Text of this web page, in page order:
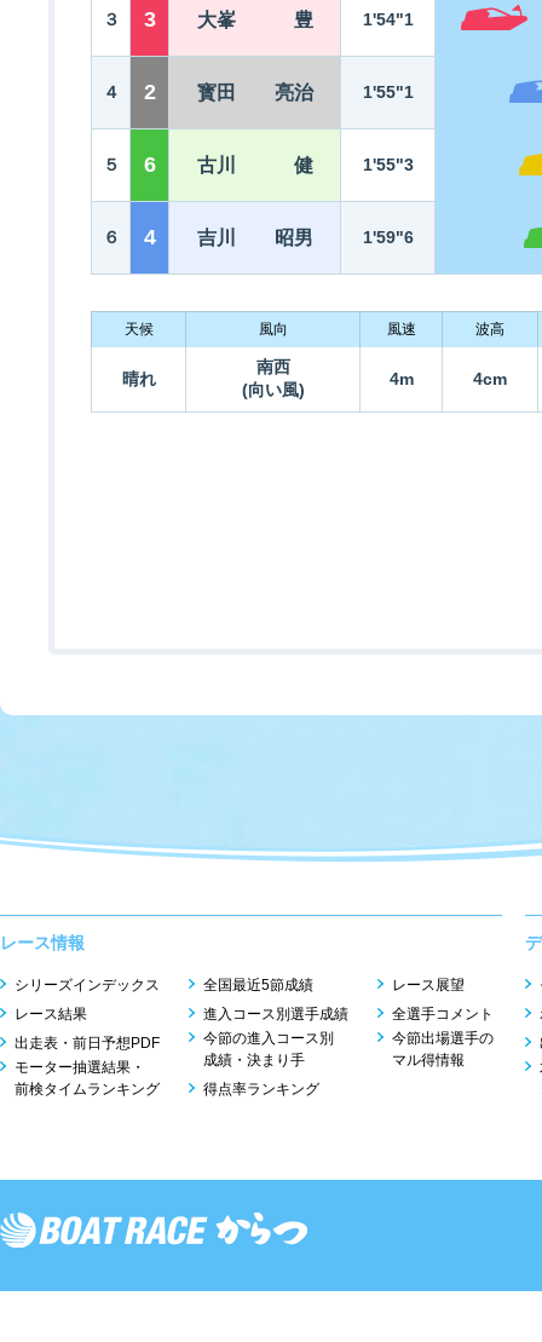
３ 3 大峯 豊 1'54"1
４ 2 寳田 亮治 1'55"1
５ 6 古川 健 1'55"3
６ 4 吉川 昭男 1'59"6
天候 風向 風速 波高
晴れ
南西
(向い風)
4m 4cm
レース情報
シリーズインデックス
レース結果
出走表・前日予想PDF
モーター抽選結果・
前検タイムランキング
全国最近5節成績
進入コース別選手成績
今節の進入コース別
成績・決まり手
得点率ランキング
レース展望
全選手コメント
今節出場選手の
マル得情報